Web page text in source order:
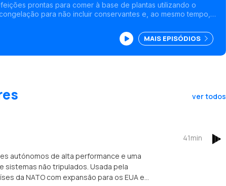
prontas para comer à base de plantas utilizando o
para não incluir conservantes e, ao mesmo tempo,
MAIS EPISÓDIOS
ver todos
autónomos de alta performance e uma
sistemas não tripulados. Usada pela
da NATO com expansão para os EUA e
41min